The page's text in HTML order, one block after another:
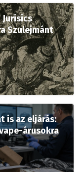
Szulejmánt
is az eljárás:
árusokra